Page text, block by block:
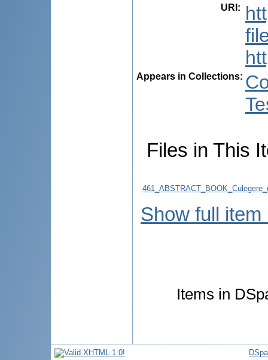
URI :
Appears in Collections:
Files in This
Show full item
Items in